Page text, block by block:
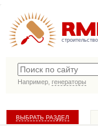
строительство
Например, генераторы
ВЫБРАТЬ РАЗДЕЛ